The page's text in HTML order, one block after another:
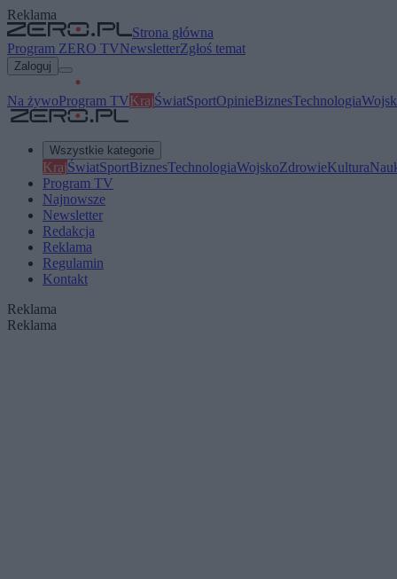
Reklama
Strona główna
Program ZERO TVNewsletterZgłoś temat
Zaloguj
Na żywoProgram TVKrajŚwiatSportOpinieBiznesTechnologia
Wszystkie kategorie
KrajŚwiatSportBiznesTechnologiaWojskoZdrowieKultura
Program TV
Najnowsze
Newsletter
Redakcja
Reklama
Regulamin
Kontakt
Reklama
Reklama